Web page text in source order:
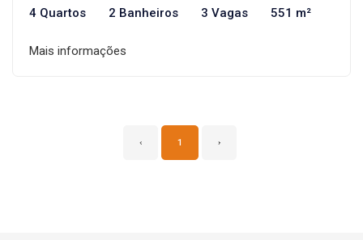
4 Quartos 2 Banheiros 3 Vagas 551 m²
Mais informações
‹ 1 ›